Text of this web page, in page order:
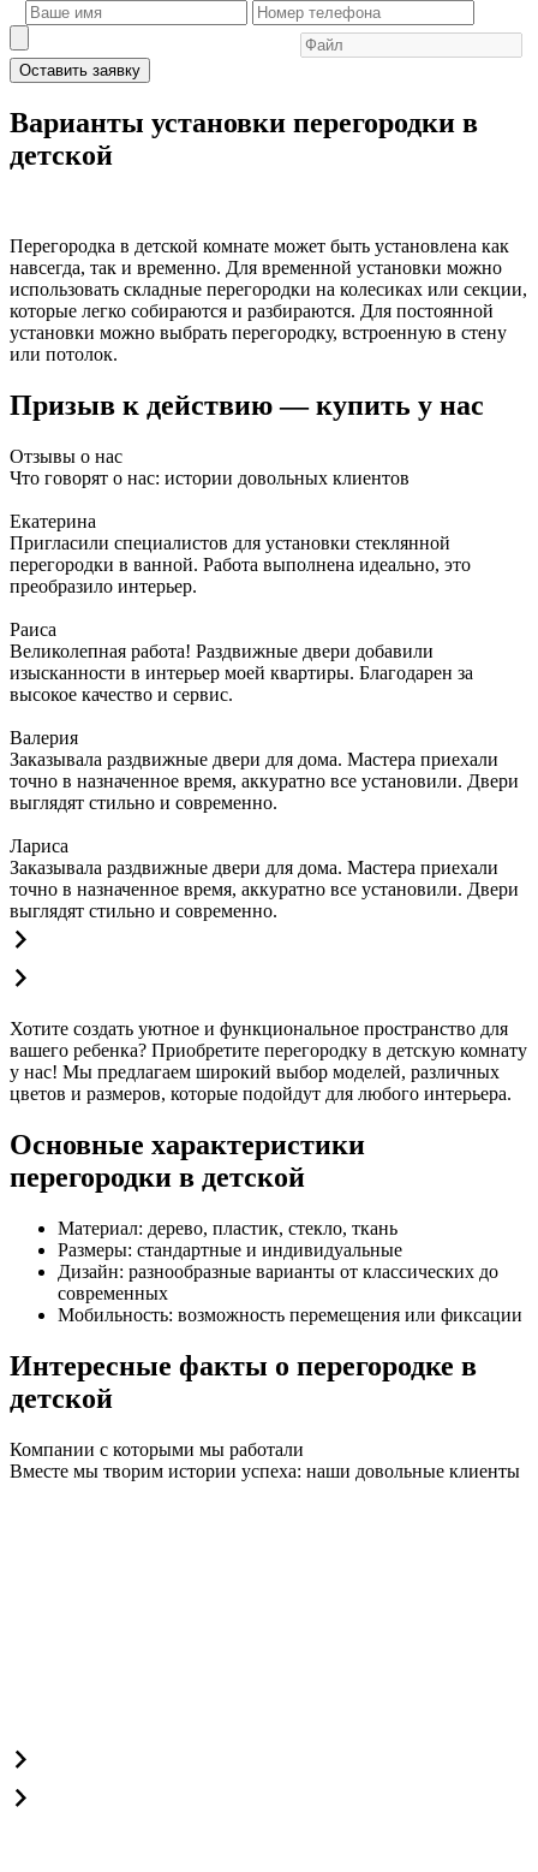
Оставить заявку
Варианты установки перегородки в
детской
Перегородка в детской комнате может быть установлена как
навсегда, так и временно. Для временной установки можно
использовать складные перегородки на колесиках или секции,
которые легко собираются и разбираются. Для постоянной
установки можно выбрать перегородку, встроенную в стену
или потолок.
Призыв к действию — купить у нас
Отзывы о нас
Что говорят о нас: истории довольных клиентов
Екатерина
Пригласили специалистов для установки стеклянной
перегородки в ванной. Работа выполнена идеально, это
преобразило интерьер.
Раиса
Великолепная работа! Раздвижные двери добавили
изысканности в интерьер моей квартиры. Благодарен за
высокое качество и сервис.
Валерия
Заказывала раздвижные двери для дома. Мастера приехали
точно в назначенное время, аккуратно все установили. Двери
выглядят стильно и современно.
Лариса
Заказывала раздвижные двери для дома. Мастера приехали
точно в назначенное время, аккуратно все установили. Двери
выглядят стильно и современно.
Хотите создать уютное и функциональное пространство для
вашего ребенка? Приобретите перегородку в детскую комнату
у нас! Мы предлагаем широкий выбор моделей, различных
цветов и размеров, которые подойдут для любого интерьера.
Основные характеристики
перегородки в детской
Материал: дерево, пластик, стекло, ткань
Размеры: стандартные и индивидуальные
Дизайн: разнообразные варианты от классических до
современных
Мобильность: возможность перемещения или фиксации
Интересные факты о перегородке в
детской
Компании с которыми мы работали
Вместе мы творим истории успеха: наши довольные клиенты